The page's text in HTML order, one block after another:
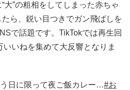
”の粗相をしてしまった赤ちゃ
ら、鋭い目つきでガン飛ばしを
で話題です。TikTokでは再生回
いねを集めて大反響となりま
日に限って夜ご飯カレー…#お